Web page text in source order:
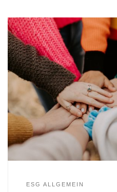
ESG ALLGEMEIN